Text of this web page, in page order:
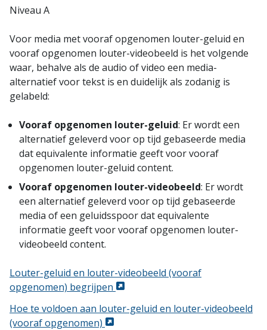
Niveau A
Voor media met vooraf opgenomen louter-geluid en
vooraf opgenomen louter-videobeeld is het volgende
waar, behalve als de audio of video een media-
alternatief voor tekst is en duidelijk als zodanig is
gelabeld:
Vooraf opgenomen louter-geluid: Er wordt een
alternatief geleverd voor op tijd gebaseerde media
dat equivalente informatie geeft voor vooraf
opgenomen louter-geluid content.
Vooraf opgenomen louter-videobeeld: Er wordt
een alternatief geleverd voor op tijd gebaseerde
media of een geluidsspoor dat equivalente
informatie geeft voor vooraf opgenomen louter-
videobeeld content.
Louter-geluid en louter-videobeeld (vooraf
opgenomen) begrijpen
Hoe te voldoen aan louter-geluid en louter-videobeeld
(vooraf opgenomen)